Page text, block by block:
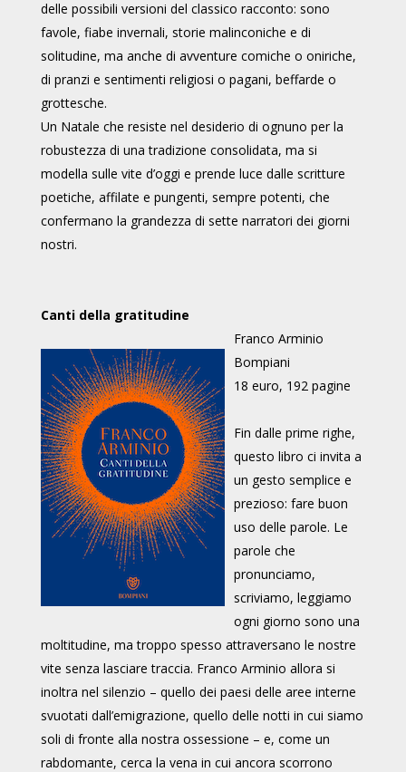
delle possibili versioni del classico racconto: sono
favole, fiabe invernali, storie malinconiche e di
solitudine, ma anche di avventure comiche o oniriche,
di pranzi e sentimenti religiosi o pagani, beffarde o
grottesche.
Un Natale che resiste nel desiderio di ognuno per la
robustezza di una tradizione consolidata, ma si
modella sulle vite d’oggi e prende luce dalle scritture
poetiche, affilate e pungenti, sempre potenti, che
confermano la grandezza di sette narratori dei giorni
nostri.
Canti della gratitudine
Franco Arminio
Bompiani
18 euro, 192 pagine
Fin dalle prime righe,
questo libro ci invita a
un gesto semplice e
prezioso: fare buon
uso delle parole. Le
parole che
pronunciamo,
scriviamo, leggiamo
ogni giorno sono una
moltitudine, ma troppo spesso attraversano le nostre
vite senza lasciare traccia. Franco Arminio allora si
inoltra nel silenzio – quello dei paesi delle aree interne
svuotati dall’emigrazione, quello delle notti in cui siamo
soli di fronte alla nostra ossessione – e, come un
rabdomante, cerca la vena in cui ancora scorrono